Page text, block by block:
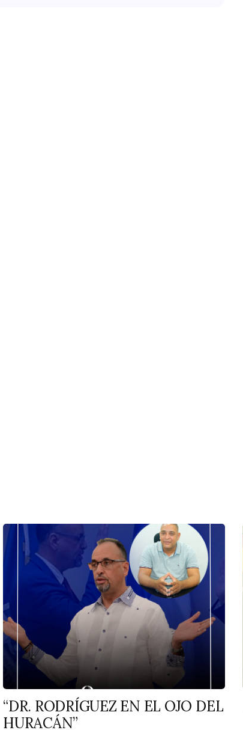
“DR. RODRÍGUEZ EN EL OJO DEL
HURACÁN”